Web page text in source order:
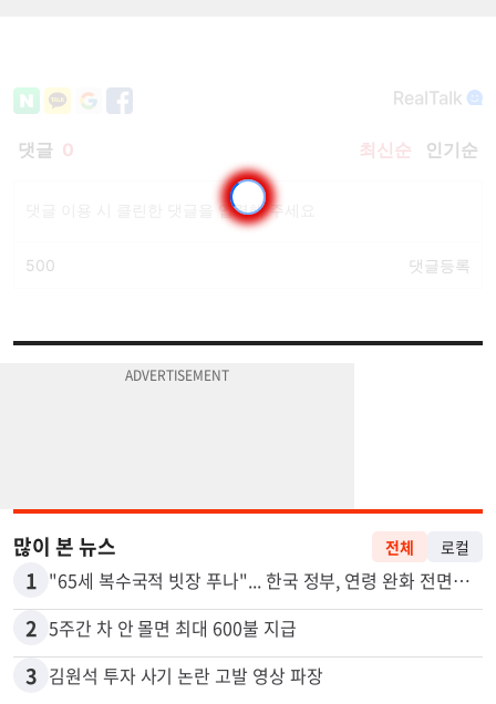
1
2 5주간 차 안 몰면 최대 600불 지급